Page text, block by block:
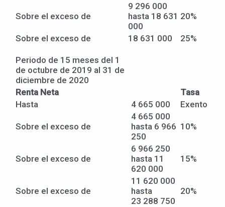
Sobre el exceso de
9 296 000
hasta 18 631
000
20%
Sobre el exceso de 18 631 000 25%
Periodo de 15 meses del 1
de octubre de 2019 al 31 de
diciembre de 2020
Renta Neta
Tasa
Hasta
4 665 000 Exento
Sobre el exceso de
4 665 000
hasta 6 966
250
10%
Sobre el exceso de
6 966 250
hasta 11
620 000
15%
Sobre el exceso de
11 620 000
hasta
23 288 750
20%